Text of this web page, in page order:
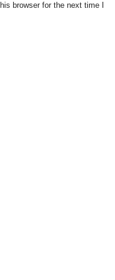
browser for the next time I